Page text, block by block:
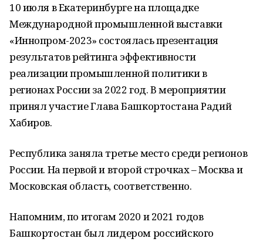
10 июля в Екатеринбурге на площадке
Международной промышленной выставки
«Иннопром-2023» состоялась презентация
результатов рейтинга эффективности
реализации промышленной политики в
регионах России за 2022 год. В мероприятии
принял участие Глава Башкортостана Радий
Хабиров.
Республика заняла третье место среди регионов
России. На первой и второй строчках – Москва и
Московская область, соответственно.
Напомним, по итогам 2020 и 2021 годов
Башкортостан был лидером российского